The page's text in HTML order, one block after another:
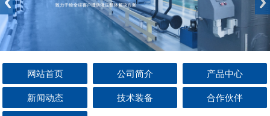
网站首页 公司简介 产品中心
新闻动态 技术装备 合作伙伴